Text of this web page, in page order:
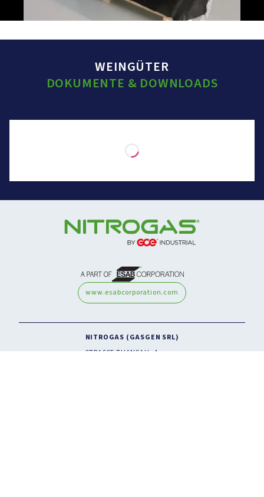
WEINGÜTER
DOKUMENTE & DOWNLOADS
NITROGAS (GASGEN SRL)
STRASSE THANSAU, 4
www.esabcorporation.com